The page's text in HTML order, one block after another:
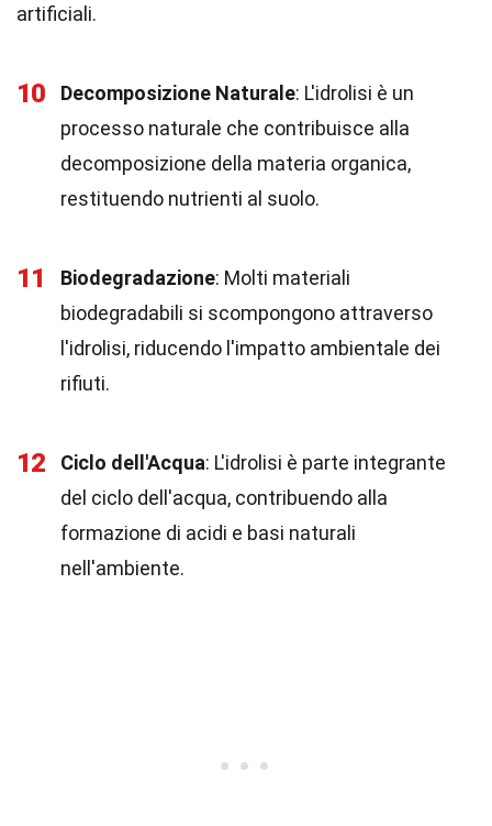
artificiali.
10 Decomposizione Naturale: L'idrolisi è un
processo naturale che contribuisce alla
decomposizione della materia organica,
restituendo nutrienti al suolo.
11 Biodegradazione: Molti materiali
biodegradabili si scompongono attraverso
l'idrolisi, riducendo l'impatto ambientale dei
rifiuti.
12 Ciclo dell'Acqua: L'idrolisi è parte integrante
del ciclo dell'acqua, contribuendo alla
formazione di acidi e basi naturali
nell'ambiente.